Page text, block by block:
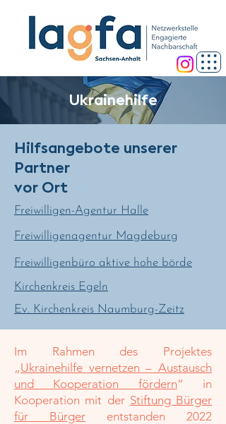
Ukrainehilfe
Hilfsangebote unserer
Partner
vor Ort
Freiwilligen-Agentur Halle
Freiwilligenagentur Magdeburg
Freiwilligenbüro aktive hohe börde
Kirchenkreis Egeln
Ev. Kirchenkreis Naumburg-Zeitz
Im Rahmen des Projektes
„Ukrainehilfe vernetzen – Austausch
und Kooperation fördern“ in
Kooperation mit der Stiftung Bürger
für Bürger entstanden 2022